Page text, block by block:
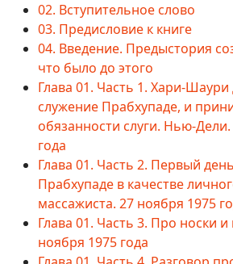
02. Вступительное слово
03. Предисловие к книге
04. Введение. Предыстория
что было до этого
Глава 01. Часть 1. Хари-Шаури
служение Прабхупаде, и
обязанности слуги. Нью-
года
Глава 01. Часть 2. Первый
Прабхупаде в качестве
массажиста. 27 ноября 1975
Глава 01. Часть 3. Про носки
ноября 1975 года